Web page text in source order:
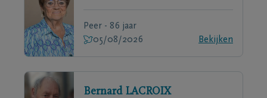
Peer - 86 jaar
05/08/2026
Bekijken
Bernard LACROIX